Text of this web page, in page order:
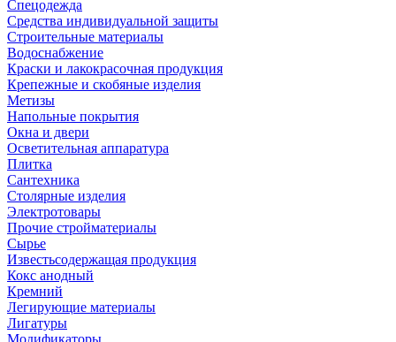
Спецодежда
Средства индивидуальной защиты
Строительные материалы
Водоснабжение
Краски и лакокрасочная продукция
Крепежные и скобяные изделия
Метизы
Напольные покрытия
Окна и двери
Осветительная аппаратура
Плитка
Сантехника
Столярные изделия
Электротовары
Прочие стройматериалы
Сырье
Известьсодержащая продукция
Кокс анодный
Кремний
Легирующие материалы
Лигатуры
Модификаторы